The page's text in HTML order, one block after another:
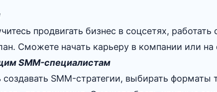
продвигать бизнес в соцсетях,
Сможете начать карьеру в компании или на
SMM-специалистам
создавать SMM-стратегии, выбирать форматы